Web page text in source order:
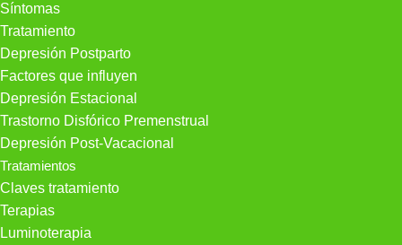
Síntomas
Tratamiento
Depresión Postparto
Factores que influyen
Depresión Estacional
Trastorno Disfórico Premenstrual
Depresión Post-Vacacional
Tratamientos
Claves tratamiento
Terapias
Luminoterapia